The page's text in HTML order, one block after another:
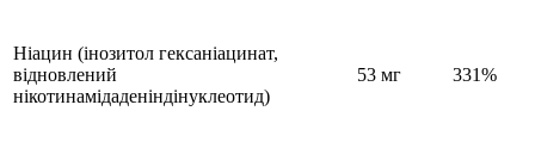
Ніацин (інозитол гексаніацинат,
відновлений
нікотинамідаденіндінуклеотид)
53 мг 331%